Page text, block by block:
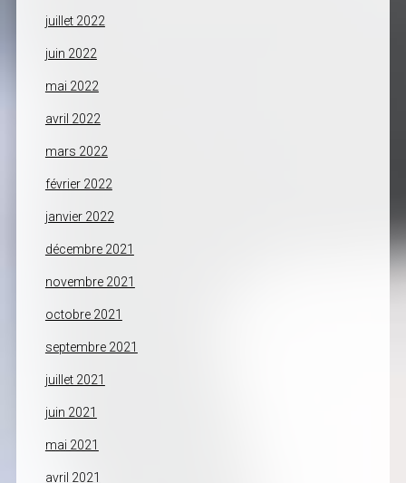
juillet 2022
juin 2022
mai 2022
avril 2022
mars 2022
février 2022
janvier 2022
décembre 2021
novembre 2021
octobre 2021
septembre 2021
juillet 2021
juin 2021
mai 2021
avril 2021